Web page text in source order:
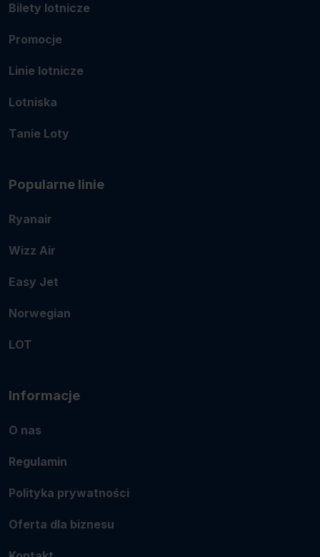
Bilety lotnicze
Promocje
Linie lotnicze
Lotniska
Tanie Loty
Popularne linie
Ryanair
Wizz Air
Easy Jet
Norwegian
LOT
Informacje
O nas
Regulamin
Polityka prywatności
Oferta dla biznesu